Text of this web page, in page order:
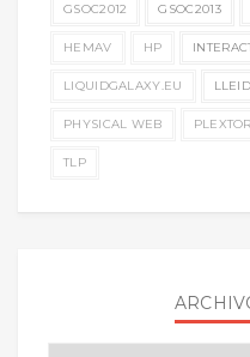
GSOC2012 GSOC2013
HEMAV HP
LIQUIDGALAXY.EU
PHYSICAL WEB PLEXTOR
TLP